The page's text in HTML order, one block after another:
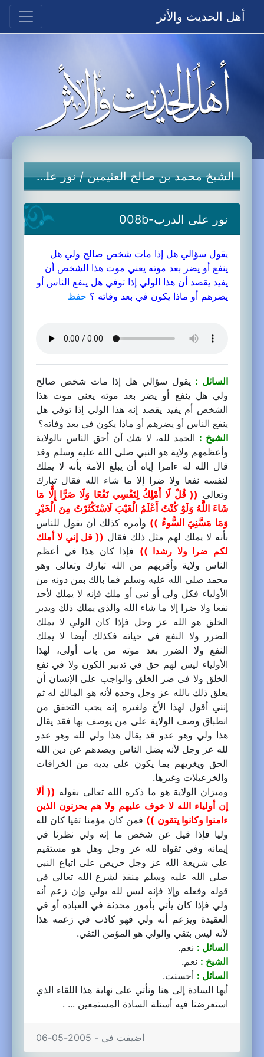
أهل الحديث والأثر
الشيخ محمد بن صالح العثيمين/نور على الدرب
نور على الدرب-008b
يقول سؤالي هل إذا مات شخص صالح ولي هل
ينفع أو يضر بعد موته يعني موت هذا الشخص أن
يفيد يقصد أن هذا الولي إذا توفي هل ينفع الناس أو
يضرهم أو ماذا يكون في بعد وفاته ؟ حفظ
السائل : يقول سؤالي هل إذا مات شخص صالح
ولي هل ينفع أو يضر بعد موته يعني موت هذا
الشخص أم يفيد يقصد إنه هذا الولي إذا توفي هل
ينفع الناس أو يضرهم أو ماذا يكون في بعد وفاته؟
الشيخ : الحمد لله، لا شك أن أحق الناس بالولاية
وأعظمهم ولاية هو النبي صلى الله عليه وسلم وقد
قال الله له ءامرا إياه أن يبلغ الأمة بأنه لا يملك
لنفسه نفعا ولا ضرا إلا ما شاء الله فقال تبارك
وتعالى (( قُلْ لَا أَمْلِكُ لِنَفْسِي نَفْعًا وَلَا ضَرًّا إِلَّا مَا
شَاءَ اللَّهُ وَلَوْ كُنْتُ أَعْلَمُ الْغَيْبَ لَاسْتَكْثَرْتُ مِنَ الْخَيْرِ
وَمَا مَسَّنِيَ السُّوءُ )) وأمره كذلك أن يقول للناس
بأنه لا يملك لهم مثل ذلك فقال (( قل إني لا أملك
لكم ضرا ولا رشدا )) فإذا كان هذا في أعظم
الناس ولاية وأقربهم من الله تبارك وتعالى وهو
محمد صلى الله عليه وسلم فما بالك بمن دونه من
الأولياء فكل ولي أو نبي أو ملك فإنه لا يملك لأحد
نفعا ولا ضرا إلا ما شاء الله والذي يملك ذلك ويدبر
الخلق هو الله عز وجل فإذا كان الولي لا يملك
الضرر ولا النفع في حياته فكذلك أيضا لا يملك
النفع ولا الضرر بعد موته من باب أولى، لهذا
الأولياء ليس لهم حق في تدبير الكون ولا في نفع
الخلق ولا في ضر الخلق والواجب على الإنسان أن
يعلق ذلك بالله عز وجل وحده لأنه هو المالك له ثم
إنني أقول لهذا الأخ ولغيره إنه يجب التحقق من
انطباق وصف الولاية على من يوصف بها فقد يقال
هذا ولي وهو عدو قد يقال هذا ولي لله وهو عدو
لله عز وجل لأنه يضل الناس ويصدهم عن دين الله
الحق ويغريهم بما يكون على يديه من الخرافات
والخزعبلات وغيرها.
وميزان الولاية هو ما ذكره الله تعالى بقوله (( ألا
إن أولياء الله لا خوف عليهم ولا هم يحزنون الذين
ءامنوا وكانوا يتقون )) فمن كان مؤمنا تقيا كان لله
وليا فإذا قيل عن شخص ما إنه ولي نظرنا في
إيمانه وفي تقواه لله عز وجل وهل هو مستقيم
على شريعة الله عز وجل حريص على اتباع النبي
صلى الله عليه وسلم منفذ لشرع الله تعالى في
قوله وفعله وإلا فإنه ليس لله بولي وإن زعم أنه
ولي فإذا كان يأتي بأمور محدثة في العبادة أو في
العقيدة ويزعم أنه ولي فهو كاذب في زعمه هذا
لأنه ليس بتقي والولي هو المؤمن التقي.
السائل : نعم.
الشيخ : نعم.
السائل : أحسنت.
أيها السادة إلى هنا ونأتي على نهاية هذا اللقاء الذي
استعرضنا فيه أسئلة السادة المستمعين ... .
اضيفت في - 2005-05-06